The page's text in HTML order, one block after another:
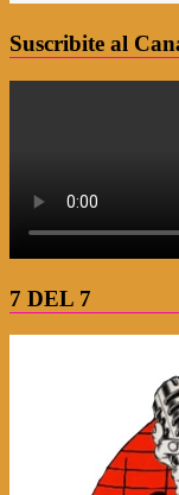
Suscribite al
7 DEL 7